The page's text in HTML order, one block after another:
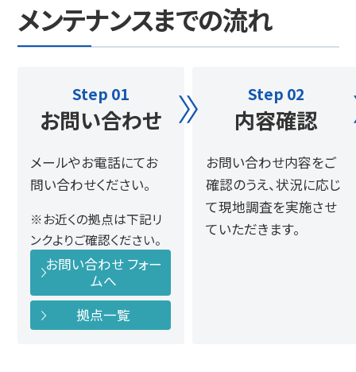
メンテナンスまでの流れ
Step 01
お問い合わせ
メールやお電話にてお
問い合わせください。
※お近くの拠点は下記リ
ンクよりご確認ください。
お問い合わせ フォー
ムへ
拠点一覧
Step 02
内容確認
お問い合わせ内容をご
確認のうえ、状況に応じ
て現地調査を実施させ
ていただきます。